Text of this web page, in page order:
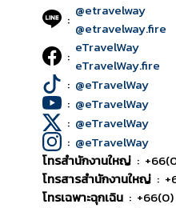
: @etravelway
@etravelway.fire
: eTravelWay
eTravelWay.fire
: @eTravelWay
: @eTravelWay
: @eTravelWay
: @eTravelWay
โทรสำนักงานใหญ่ :
โทรสารสำนักงานใหญ่ :
โทรเฉพาะฉุกเฉิน :